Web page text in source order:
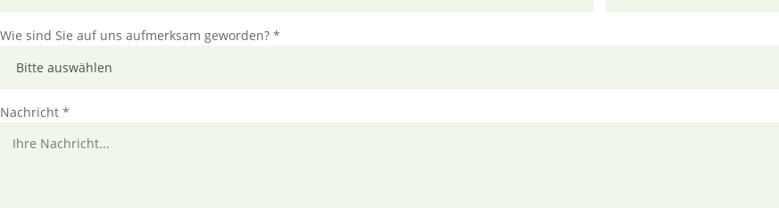
Wie sind Sie auf uns aufmerksam geworden? *
Nachricht *